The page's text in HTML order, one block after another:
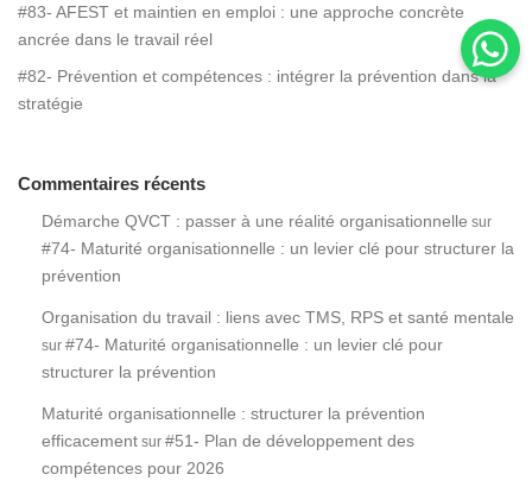
#83- AFEST et maintien en emploi : une approche concrète
ancrée dans le travail réel
#82- Prévention et compétences : intégrer la prévention dans la
stratégie
Commentaires récents
Démarche QVCT : passer à une réalité organisationnelle sur
#74- Maturité organisationnelle : un levier clé pour structurer la
prévention
Organisation du travail : liens avec TMS, RPS et santé mentale
sur #74- Maturité organisationnelle : un levier clé pour
structurer la prévention
Maturité organisationnelle : structurer la prévention
efficacement sur #51- Plan de développement des
compétences pour 2026